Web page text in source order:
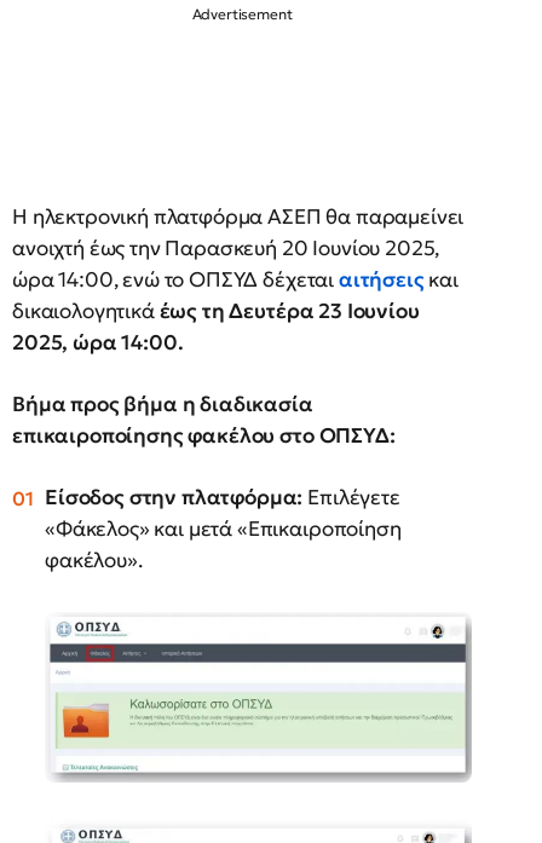
Η ηλεκτρονική πλατφόρμα ΑΣΕΠ θα παραμείνει
ανοιχτή έως την Παρασκευή 20 Ιουνίου 2025,
ώρα 14:00, ενώ το ΟΠΣΥΔ δέχεταιαιτήσειςκαι
δικαιολογητικάέως τη Δευτέρα 23 Ιουνίου
2025, ώρα 14:00.
Βήμα προς βήμα η διαδικασία
επικαιροποίησης φακέλου στο ΟΠΣΥΔ:
Είσοδος στην πλατφόρμα: Επιλέγετε
«Φάκελος» και μετά «Επικαιροποίηση
φακέλου».